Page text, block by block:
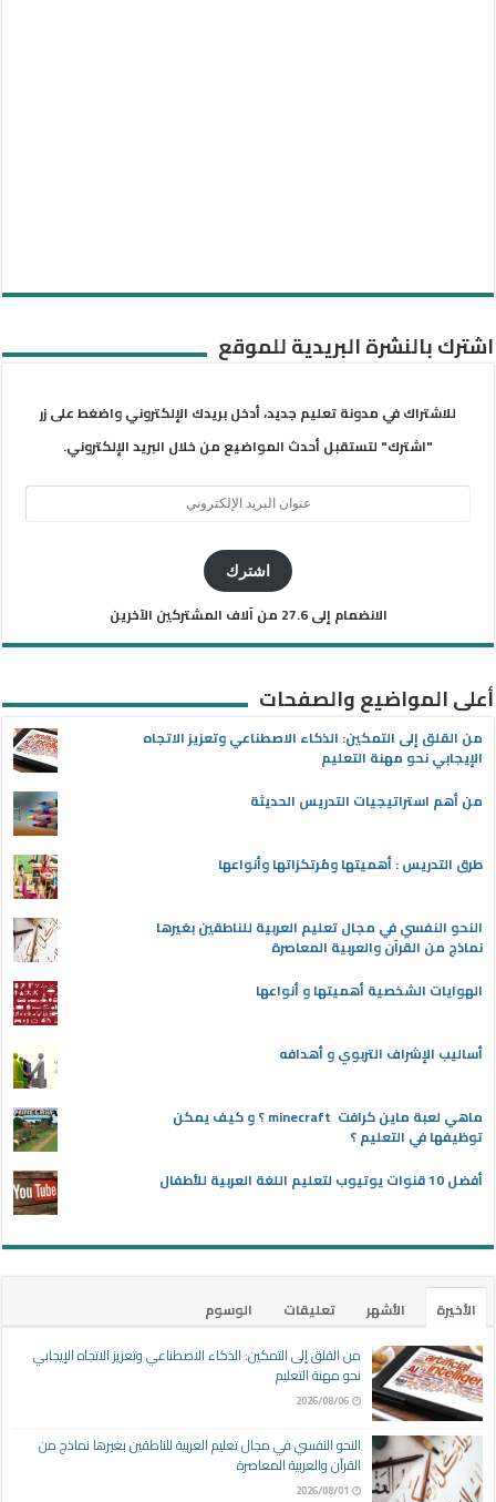
اشترك بالنشرة البريدية للموقع
للاشتراك في مدونة تعليم جديد، أدخل بريدك الإلكتروني واضغط على زر
"اشترك" لتستقبل أحدث المواضيع من خلال البريد الإلكتروني.
اشترك
الانضمام إلى 27.6 من آلاف المشتركين الآخرين
أعلى المواضيع والصفحات
من القلق إلى التمكين: الذكاء الاصطناعي وتعزيز الاتجاه
الإيجابي نحو مهنة التعليم
من أهم استراتيجيات التدريس الحديثة
طرق التدريس : أهميتها ومُرتكزاتها وأنواعها
النحو النفسي في مجال تعليم العربية للناطقين بغيرها
نماذج من القرآن والعربية المعاصرة
الهوايات الشخصية أهميتها و أنواعها
أساليب الإشراف التربوي و أهدافه
ماهي لعبة ماين كرافت minecraft ؟ و كيف يمكن
توظيفها في التعليم ؟
أفضل 10 قنوات يوتيوب لتعليم اللغة العربية للأطفال
الأخيرة الأشهر تعليقات
الوسوم
من القلق إلى التمكين: الذكاء الاصطناعي وتعزيز الاتجاه الإيجابي
نحو مهنة التعليم
2026/08/06
النحو النفسي في مجال تعليم العربية للناطقين بغيرها نماذج من
القرآن والعربية المعاصرة
2026/08/01